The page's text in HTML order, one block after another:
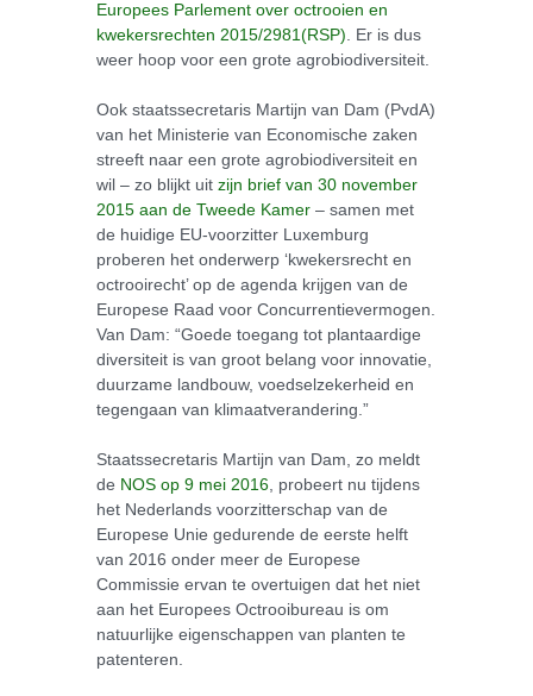
Europees Parlement over octrooien en
kwekersrechten 2015/2981(RSP) . Er is dus
weer hoop voor een grote agrobiodiversiteit.
Ook staatssecretaris Martijn van Dam (PvdA)
van het Ministerie van Economische zaken
streeft naar een grote agrobiodiversiteit en
wil – zo blijkt uitzijn brief van 30 november
2015 aan de Tweede Kamer – samen met
de huidige EU-voorzitter Luxemburg
proberen het onderwerp ‘kwekersrecht en
octrooirecht’ op de agenda krijgen van de
Europese Raad voor Concurrentievermogen.
Van Dam: “Goede toegang tot plantaardige
diversiteit is van groot belang voor innovatie,
duurzame landbouw, voedselzekerheid en
tegengaan van klimaatverandering.”
Staatssecretaris Martijn van Dam, zo meldt
de NOS op 9 mei 2016 , probeert nu tijdens
het Nederlands voorzitterschap van de
Europese Unie gedurende de eerste helft
van 2016 onder meer de Europese
Commissie ervan te overtuigen dat het niet
aan het Europees Octrooibureau is om
natuurlijke eigenschappen van planten te
patenteren.